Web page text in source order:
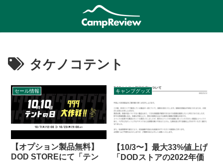
タケノコテント
セール情報
【オプション製品無料】
DOD STOREにて「テン
キャンプグッズ
【10/3〜】最大33%値上げ
「DODストアの2022年価